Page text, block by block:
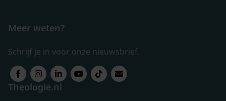
Meer weten?
Schrijf je in voor onze nieuwsbrief.
Theologie.nl